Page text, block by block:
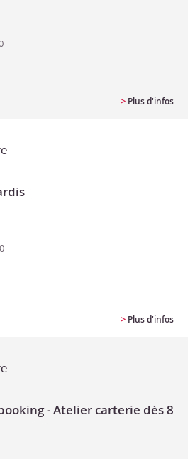
> Plus d'infos
> Plus d'infos
- Atelier carterie dès 8